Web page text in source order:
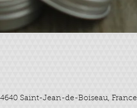
Saint-Jean-de-Boiseau, France